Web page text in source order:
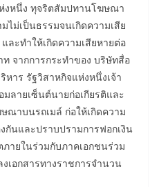
งหนึ่ง ทุจริตสัมปทานโฆษณา
ไม่เป็นธรรมจนเกิดความเสีย
ละทำให้เกิดความเสียหายต่อ
จากการกระทำของ บริษัทสื่อ
าร รัฐวิสาหกิจแห่งหนึ่งเจ้า
ลายเซ็นต์นายก่อเกียรติและ
ณาบนรถเมล์ ก่อให้เกิดความ
นและปราบปรามการฟอกเงิน
ายในร่วมกับภาคเอกชนร่วม
เอกสารทางราชการจำนวน